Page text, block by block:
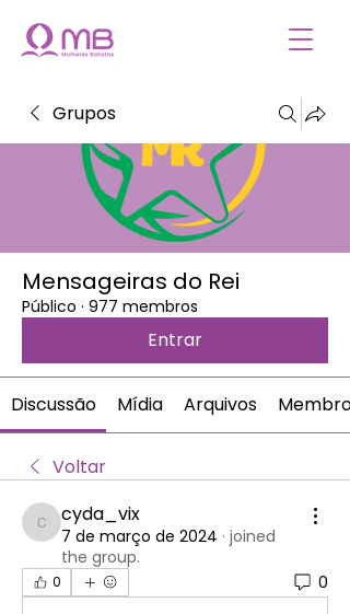
Grupos
Mensageiras do Rei
Público · 977 membros
Entrar
Discussão Mídia Arquivos Membros
Voltar
cyda_vix
cyda_vix
7 de março de 2024 · joined
the group.
0 0